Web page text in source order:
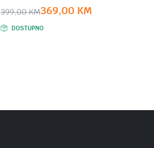
399,00KM
Original
price
369,00 KM
Current
price
DOSTUPNO